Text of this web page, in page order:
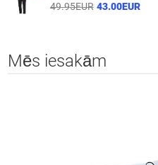
49.95EUR 43.00EUR
Mēs iesakām